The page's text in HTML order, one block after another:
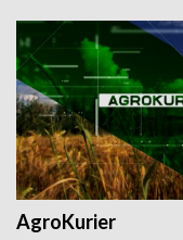
AgroKurier